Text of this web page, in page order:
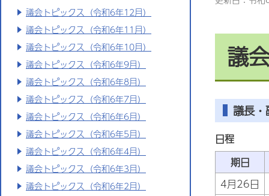
議会トピックス（令和6年12月）
議会トピックス（令和6年11月）
議会トピックス（令和6年10月）
議会トピックス（令和6年9月）
議会トピックス（令和6年8月）
議会トピックス（令和6年7月）
議会トピックス（令和6年6月）
議会トピックス（令和6年5月）
議会トピックス（令和6年4月）
議会トピックス（令和6年3月）
議会トピックス（令和6年2月）
議
議長
日程
期日
4月26日